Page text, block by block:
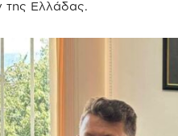
της Ελλάδας.